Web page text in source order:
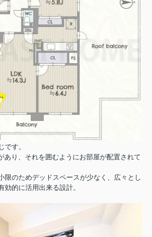
です。
あり、それを囲むようにお部屋が配置されて
限のためデッドスペースが少なく、広々とし
効的に活用出来る設計。